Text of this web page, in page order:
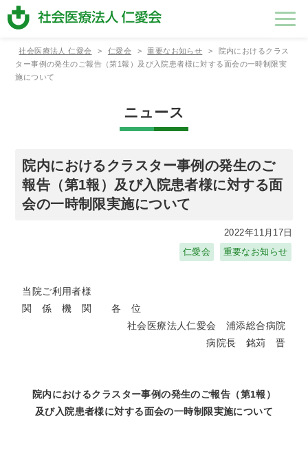
法人のご
案内
法人概要
個人情報
適格請求
書発行事
業者登録
番号につ
仁愛会の
取り組み
画・中途
採用比率
ワークラ
ンスの確
立
社会医療
愛会医報
新病院建
設につい
各施設紹
介
健診セン
在宅総合
採用情報
経営・財
務情報
社会医療法人 仁愛会 > 仁愛会 > 重要なお知らせ >
院内におけるクラス
ター事例の発生のご報告（第1報）及び入院患者様に対する面会の一時制限実
施について
ニュース
院内におけるクラスター事例の発生のご
報告（第1報）及び入院患者様に対する面
会の一時制限実施について
2022年11月17日
仁愛会
重要なお知らせ
当院ご利用者様
関 係 機 関 各 位
社会医療法人仁愛会 浦添総合病院
病院長 銘苅 晋
院内におけるクラスター事例の発生のご報告（第1報）
及び入院患者様に対する面会の一時制限実施について